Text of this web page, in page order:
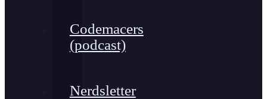
Codemacers
(podcast)
Nerdsletter